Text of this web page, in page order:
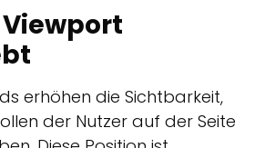
erhöhen die Sichtbarkeit,
der Nutzer auf der Seite